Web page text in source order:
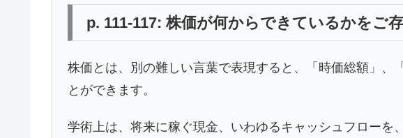
p. 111-117: 株価が何からできているかをご
株価とは、別の難しい言葉で表現すると、「時価総額」、
とができます。
学術上は、将来に稼ぐ現金、いわゆるキャッシュフローを